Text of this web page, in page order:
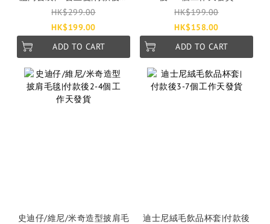
4個工作天發貨
HK$299.00
HK$199.00
ADD TO CART
HK$199.00
HK$158.00
ADD TO CART
史迪仔/維尼/米奇造型披肩毛
迪士尼絨毛飲品杯套|付款後